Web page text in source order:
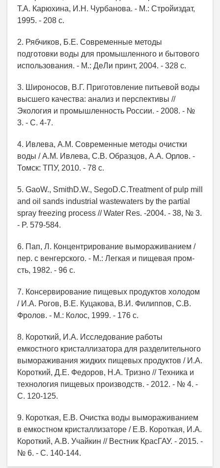
Т.А. Карюхина, И.Н. Чурбанова. - М.: Стройиздат,
1995. - 208 с.
2. Рябчиков, Б.Е. Современные методы
подготовки воды для промышленного и бытового
использования. - М.: ДеЛи принт, 2004. - 328 с.
3. Широносов, В.Г. Приготовление питьевой воды
высшего качества: анализ и перспективы //
Экология и промышленность России. - 2008. - №
3. - С. 4-7.
4. Ивлева, А.М. Современные методы очистки
воды / А.М. Ивлева, С.В. Образцов, А.А. Орлов. -
Томск: ТПУ, 2010. - 78 с.
5. GaoW., SmithD.W., SegoD.C.Treatment of pulp mill
and oil sands industrial wastewaters by the partial
spray freezing process // Water Res. -2004. - 38, № 3.
- P. 579-584.
6. Пап, Л. Концентрирование вымораживанием /
пер. с венгерского. - М.: Легкая и пищевая пром-
сть, 1982. - 96 с.
7. Консервирование пищевых продуктов холодом
/ И.А. Рогов, В.Е. Куцакова, В.И. Филиппов, С.В.
Фролов. - М.: Колос, 1999. - 176 с.
8. Короткий, И.А. Исследование работы
емкостного кристаллизатора для разделительного
вымораживания жидких пищевых продуктов / И.А.
Короткий, Д.Е. Федоров, Н.А. Тризно // Техника и
технология пищевых производств. - 2012. - № 4. -
С. 120-125.
9. Короткая, Е.В. Очистка воды вымораживанием
в емкостном кристаллизаторе / Е.В. Короткая, И.А.
Короткий, А.В. Учайкин // Вестник КрасГАУ. - 2015. -
№ 6. - С. 140-144.